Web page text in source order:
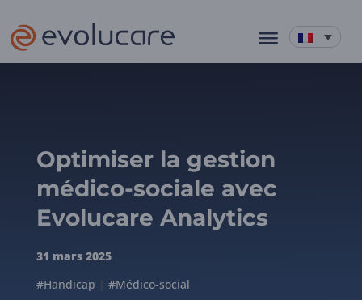
Optimiser la gestion
médico-sociale avec
Evolucare Analytics
31 mars 2025
#Handicap
#Médico-social